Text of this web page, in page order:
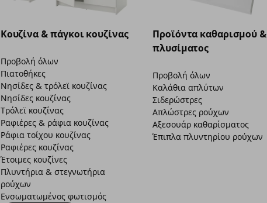
Κουζίνα & πάγκοι κουζίνας
Προβολή όλων
Πιατοθήκες
Νησίδες & τρόλεϊ κουζίνας
Νησίδες κουζίνας
Τρόλεϊ κουζίνας
Ραφιέρες & ράφια κουζίνας
Ράφια τοίχου κουζίνας
Ραφιέρες κουζίνας
Έτοιμες κουζίνες
Πλυντήρια & στεγνωτήρια
ρούχων
Ενσωματωμένος φωτισμός
Προϊόντα καθαρισμού &
πλυσίματος
Προβολή όλων
Καλάθια απλύτων
Σιδερώστρες
Απλώστρες ρούχων
Αξεσουάρ καθαρίσματος
Έπιπλα πλυντηρίου ρούχων